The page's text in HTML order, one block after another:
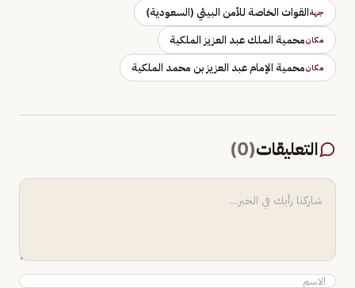
جهةالقوات الخاصة للأمن البيئي (السعودية)
مكانمحمية الملك عبد العزيز الملكية
مكانمحمية الإمام عبد العزيز بن محمد الملكية
التعليقات(
0
)